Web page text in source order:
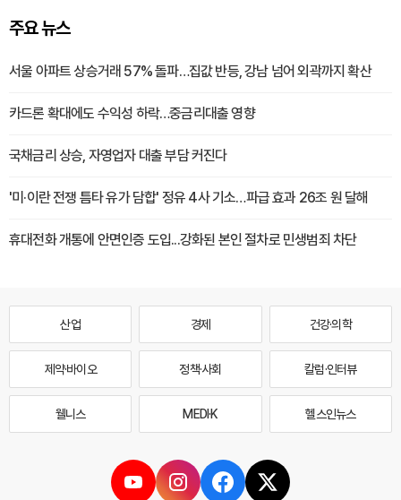
주요 뉴스
서울 아파트 상승거래 57% 돌파…집값 반등, 강남 넘어 외곽까지 확산
카드론 확대에도 수익성 하락…중금리대출 영향
국채금리 상승, 자영업자 대출 부담 커진다
'미·이란 전쟁 틈타 유가 담합' 정유 4사 기소…파급 효과 26조 원 달해
휴대전화 개통에 안면인증 도입...강화된 본인 절차로 민생범죄 차단
산업 경제 건강·의학
제약·바이오 정책·사회 칼럼·인터뷰
웰니스 MEDI·K 헬스인뉴스